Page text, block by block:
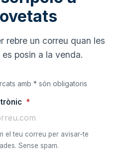
rebre un correu quan les
posin a la venda.
amb * són obligatoris
*
el teu correu per avisar-te
Sense spam.